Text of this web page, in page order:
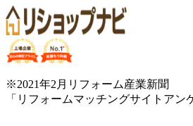
※2021年2月リフォーム産業新聞
「リフォームマッチングサイトアン